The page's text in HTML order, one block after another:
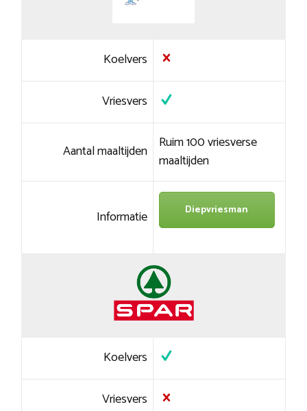
Koelvers
Vriesvers
Aantal maaltijden Ruim 100 vriesverse
maaltijden
Informatie Diepvriesman
Koelvers
Vriesvers